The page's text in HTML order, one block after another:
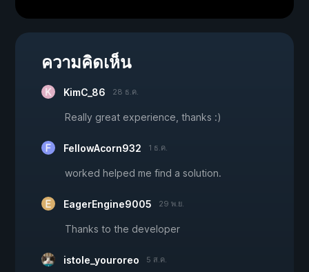
ความคิดเห็น
KimC_86 28 ธ.ค.
Really great experience, thanks :)
FellowAcorn932 1 ธ.ค.
worked helped me find a solution.
EagerEngine9005 29 พ.ย.
Thanks to the developer
istole_youroreo 5 ส.ค.